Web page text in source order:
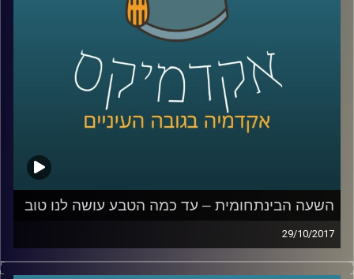
וכמה אנו רחוקים מהיום שזה יקרה? | הפרק
הראשון בסדרת "העתיד זה לא מה שהיה פעם
קרדיט תמונות:AudioVersity
השעה הבינתחומית – עד כמה הטבע עושה לנו טוב
29/10/2017
בטן גב מול הים, ישיבה מול נוף מדברי עוצר